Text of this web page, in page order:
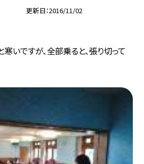
更新日 2016/11/02
寒いですが、全部乗ると、張り切って